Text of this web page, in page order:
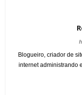
Blogueiro, criador de
internet administrando